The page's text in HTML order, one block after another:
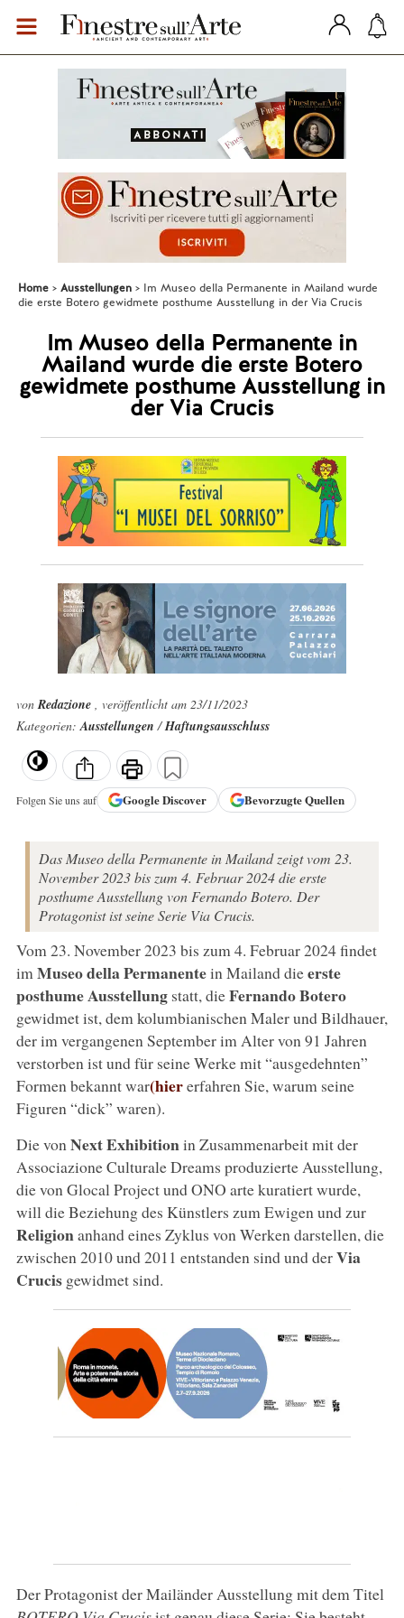
Home Ausstellungen
Im Museo della Permanente in Mailand wurde
die erste Botero gewidmete posthume Ausstellung in der Via Crucis
Im Museo della Permanente in
Mailand wurde die erste Botero
gewidmete posthume Ausstellung in
der Via Crucis
vonRedazione , veröffentlicht am 23/11/2023
Kategorien:Ausstellungen/Haftungsausschluss
Folgen Sie uns auf GoogleDiscover Bevorzugte Quellen
Das Museo della Permanente in Mailand zeigt vom 23.
November 2023 bis zum 4. Februar 2024 die erste
posthume Ausstellung von Fernando Botero. Der
Protagonist ist seine Serie Via Crucis.
Vom 23. November 2023 bis zum 4. Februar 2024 findet
im Museo della Permanentein Mailand dieerste
posthume Ausstellungstatt, dieFernando Botero
gewidmet ist, dem kolumbianischen Maler und Bildhauer,
der im vergangenen September im Alter von 91 Jahren
verstorben ist und für seine Werke mit “ausgedehnten”
Formen bekannt war(hiererfahren Sie, warum seine
Figuren “dick” waren).
Die von Next Exhibitionin Zusammenarbeit mit der
Associazione Culturale Dreams produzierte Ausstellung,
die von Glocal Project und ONO arte kuratiert wurde,
will die Beziehung des Künstlers zum Ewigen und zur
Religionanhand eines Zyklus von Werken darstellen, die
zwischen 2010 und 2011 entstanden sind und derVia
Crucisgewidmet sind.
Der Protagonist der Mailänder Ausstellung mit dem Titel